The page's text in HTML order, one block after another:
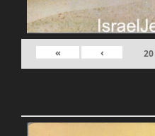
20
›
»